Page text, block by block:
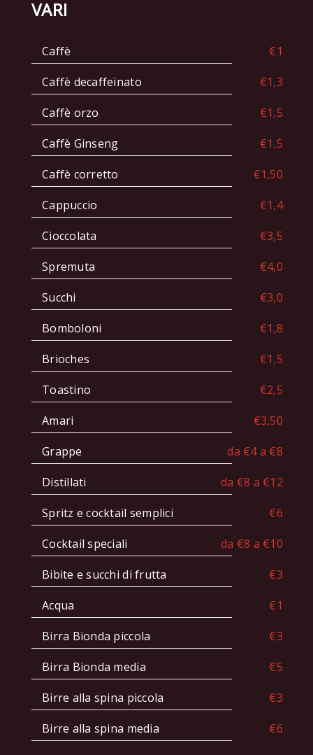
VARI
Caffè
€1
Caffè decaffeinato
€1,3
Caffè orzo
€1,5
Caffè Ginseng
€1,5
Caffè corretto
€1,50
Cappuccio
€1,4
Cioccolata
€3,5
Spremuta
€4,0
Succhi
€3,0
Bomboloni
€1,8
Brioches
€1,5
Toastino
€2,5
Amari
€3,50
Grappe
da €4 a €8
Distillati
da €8 a €12
Spritz e cocktail semplici
€6
Cocktail speciali
da €8 a €10
Bibite e succhi di frutta
€3
Acqua
€1
Birra Bionda piccola
€3
Birra Bionda media
€5
Birre alla spina piccola
€3
Birre alla spina media
€6